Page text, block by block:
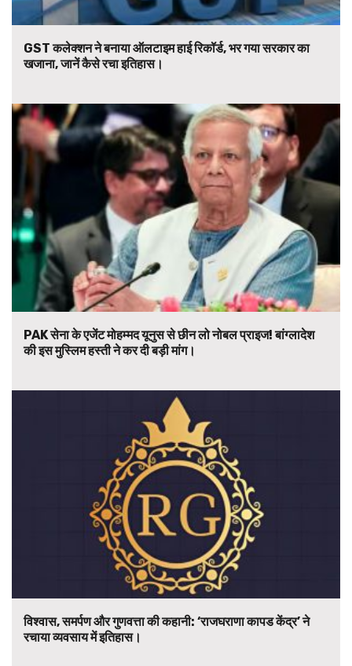
GST कलेक्शन ने बनाया ऑलटाइम हाई रिकॉर्ड, भर गया सरकार का
खजाना, जानें कैसे रचा इतिहास।
PAK सेना के एजेंट मोहम्मद यूनुस से छीन लो नोबल प्राइज! बांग्लादेश
की इस मुस्लिम हस्ती ने कर दी बड़ी मांग।
विश्वास, समर्पण और गुणवत्ता की कहानी: ‘राजघराणा कापड केंद्र’ ने
रचाया व्यवसाय में इतिहास।